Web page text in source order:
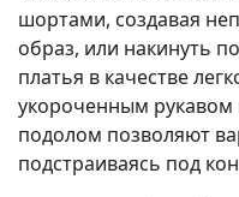
шортами, создавая
образ, или накинуть
платья в качестве
укороченным
подолом позволяют
подстраиваясь под